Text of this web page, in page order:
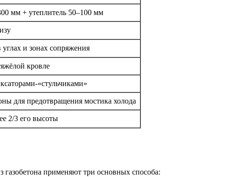
мм + утеплитель 50–100 мм
и зонах сопряжения
кровле
«стульчиками»
для предотвращения мостика холода
2/3 его высоты
применяют три основных способа: